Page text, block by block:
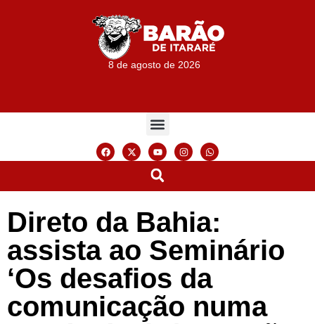
8 de agosto de 2026
Direto da Bahia:
assista ao Seminário
‘Os desafios da
comunicação numa